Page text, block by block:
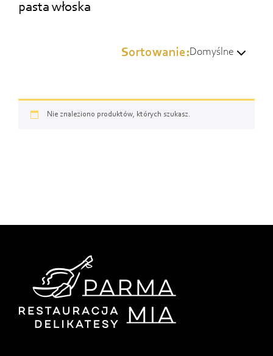
pasta włoska
Sortowanie:Domyślne
Od najtańszych
Nie znaleziono produktów, których szukasz.